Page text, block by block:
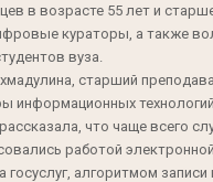
в возрасте 55 лет и
кураторы, а также
вуза.
старший
информационных
что чаще всего
работой
госуслуг, алгоритмом записи